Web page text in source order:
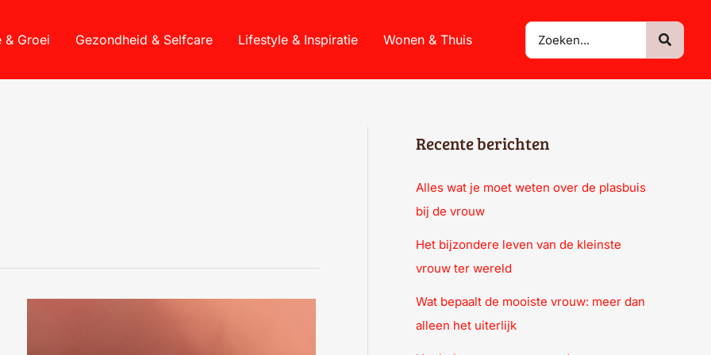
& Groei Gezondheid & Selfcare Lifestyle & Inspiratie Wonen & Thuis
Zoeken
naar:
VISCERAAL
Recente berichten
Alles wat je moet weten over de plasbuis
bij de vrouw
Het bijzondere leven van de kleinste
vrouw ter wereld
Wat bepaalt de mooiste vrouw: meer dan
alleen het uiterlijk